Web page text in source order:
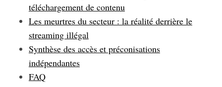
téléchargement de contenu
Les meurtres du secteur : la réalité derrière le
streaming illégal
Synthèse des accès et préconisations
indépendantes
FAQ